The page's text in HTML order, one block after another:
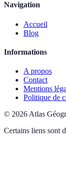
Navigation
Accueil
Blog
Informations
A propos
Contact
Mentions
Politique de
© 2026 Atlas
Certains liens sont